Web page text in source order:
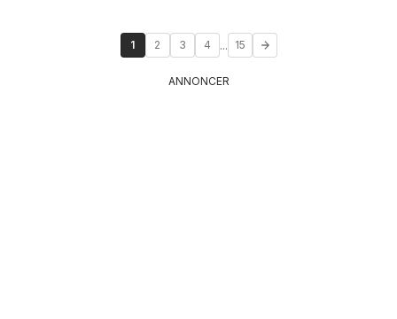
1 2 3 4 ... 15
ANNONCER